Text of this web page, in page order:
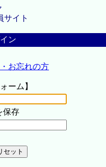
サイト
ン
お忘れの方
ーム】
保存